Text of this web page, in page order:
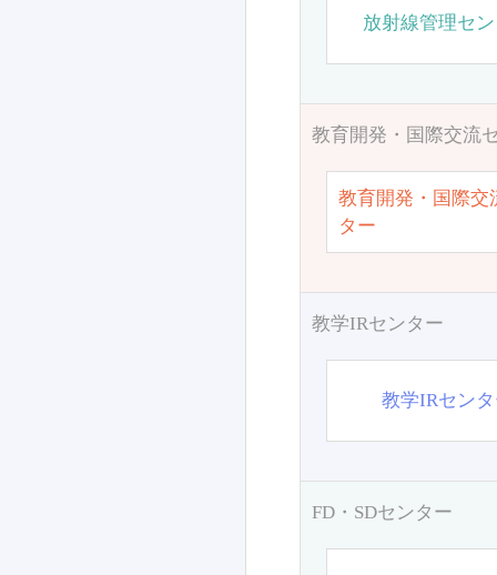
放射線管理セ
教育開発・国際交流
教育開発・国際交
ター
教学IRセンター
教学IRセン
FD・SDセンター